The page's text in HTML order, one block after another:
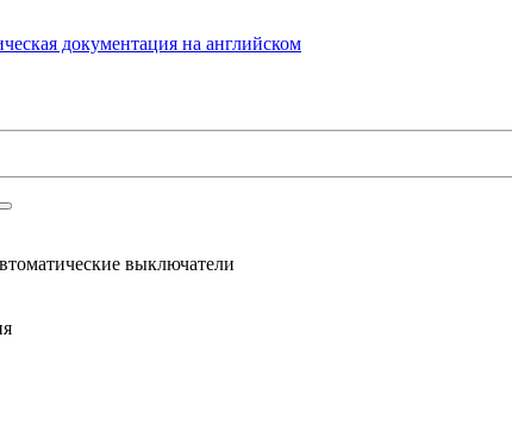
документация на английском
выключатели